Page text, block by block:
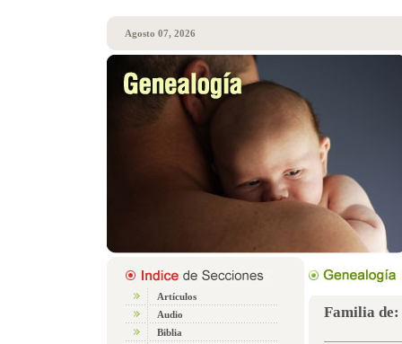
Agosto 07, 2026
Artículos
Audio
Biblia
Familia